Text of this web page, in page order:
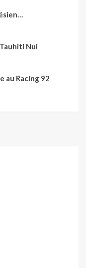
Nui
au Racing 92